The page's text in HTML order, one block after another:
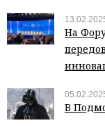
На
В